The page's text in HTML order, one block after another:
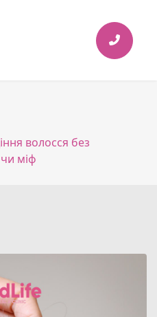
волосся без
міф